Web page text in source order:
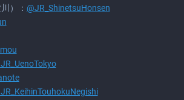
）： @JR_ShinetsuHonsen